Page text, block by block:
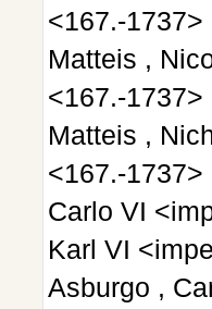
<167.-1737>
Matteis ,
<167.-1737>
Matteis ,
<167.-1737>
Carlo VI
Karl VI
Asburgo ,